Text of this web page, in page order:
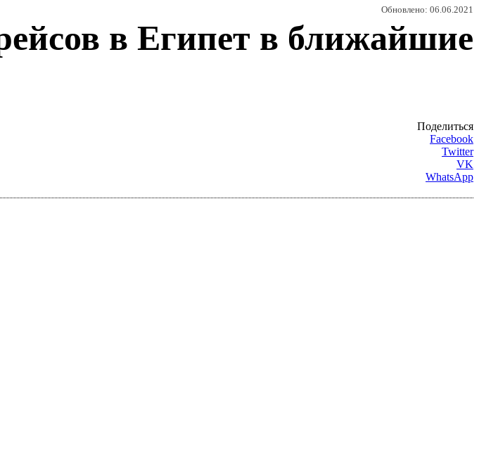
Обновлено: 06.06.2021
в Египет в ближайшие
Поделиться
Facebook
Twitter
VK
WhatsApp